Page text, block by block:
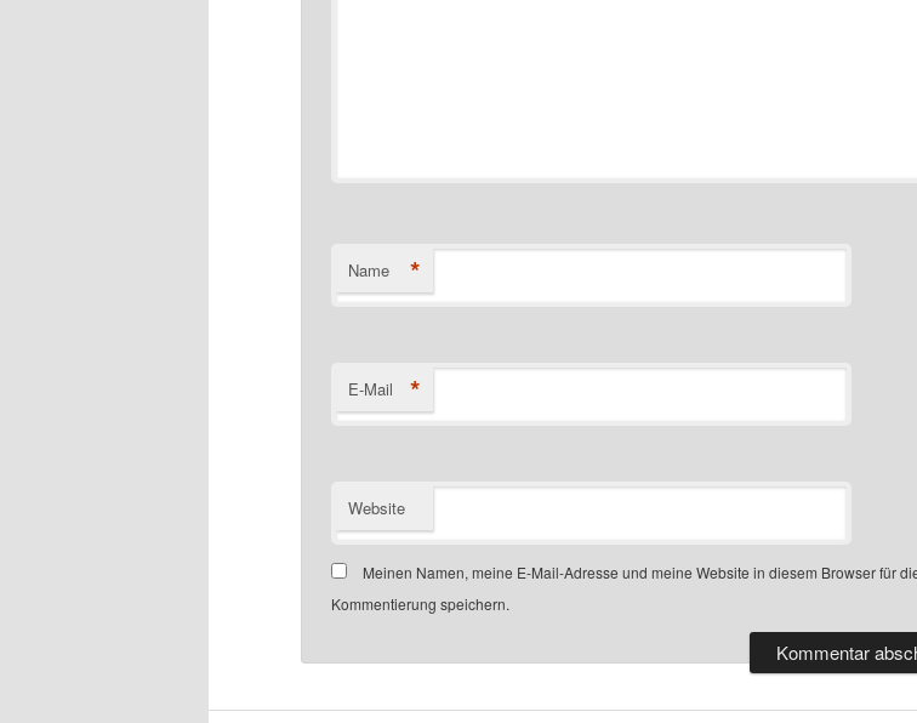
Name *
E-Mail *
Website
Meinen Namen, meine E-Mail-Adresse und meine Website in diesem Browser für
Kommentierung speichern.